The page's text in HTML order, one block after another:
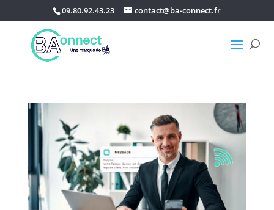
09.80.92.43.23 contact@ba-connect.fr